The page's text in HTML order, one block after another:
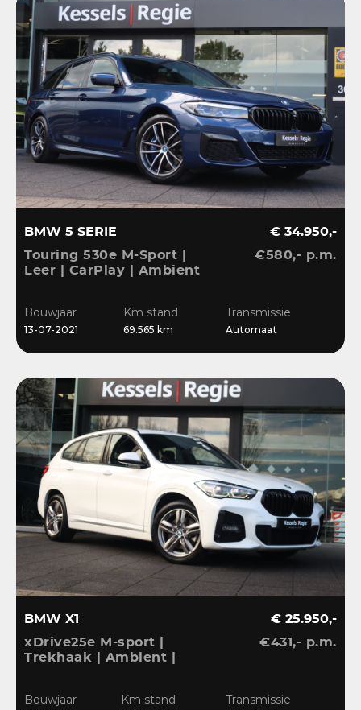
BMW 5 SERIE
Touring 530e M-Sport |
Leer | CarPlay | Ambient
€ 34.950,-
€580,- p.m.
Bouwjaar
13-07-2021
Km stand
69.565 km
Transmissie
Automaat
BMW X1
xDrive25e M-sport |
Trekhaak | Ambient |
€ 25.950,-
€431,- p.m.
Bouwjaar Km stand Transmissie